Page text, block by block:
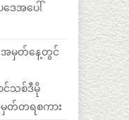
ဒေအပေါ်
အမှတ်နေ့တွင်
င်သစ်ဒီမို
တ်တရစကား